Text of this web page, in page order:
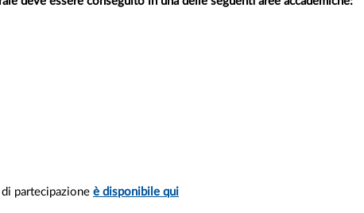
partecipazione è disponibile qui